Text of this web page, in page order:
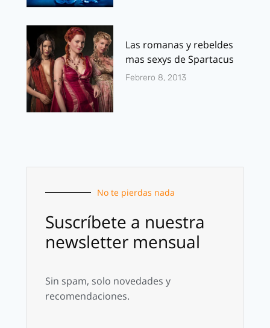
Las romanas y rebeldes
mas sexys de Spartacus
Febrero 8, 2013
No te pierdas nada
Suscríbete a nuestra
newsletter mensual
Sin spam, solo novedades y
recomendaciones.